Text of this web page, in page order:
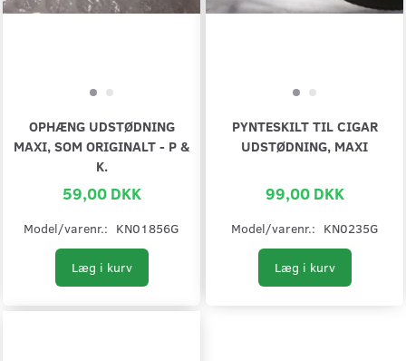
OPHÆNG UDSTØDNING
MAXI, SOM ORIGINALT - P &
K.
59,00 DKK
Model/varenr.: KN01856G
Læg i kurv
PYNTESKILT TIL CIGAR
UDSTØDNING, MAXI
99,00 DKK
Model/varenr.: KN0235G
Læg i kurv